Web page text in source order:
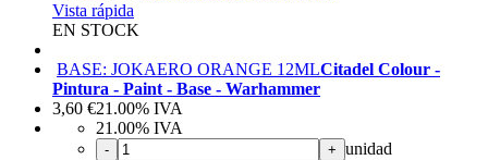
Vista rápida
EN STOCK
BASE: JOKAERO ORANGE 12MLCitadel Colour -
Pintura - Paint - Base - Warhammer
3,60 €21.00% IVA
21.00% IVA
- + unidad